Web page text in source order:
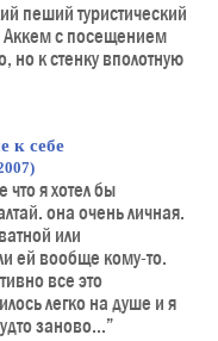
пеший туристический
Аккем с посещением
но к стенку вполотную
к себе
что я хотел бы
она очень личная.
или
ей вообще кому-то.
все это
легко на душе и я
заново...”